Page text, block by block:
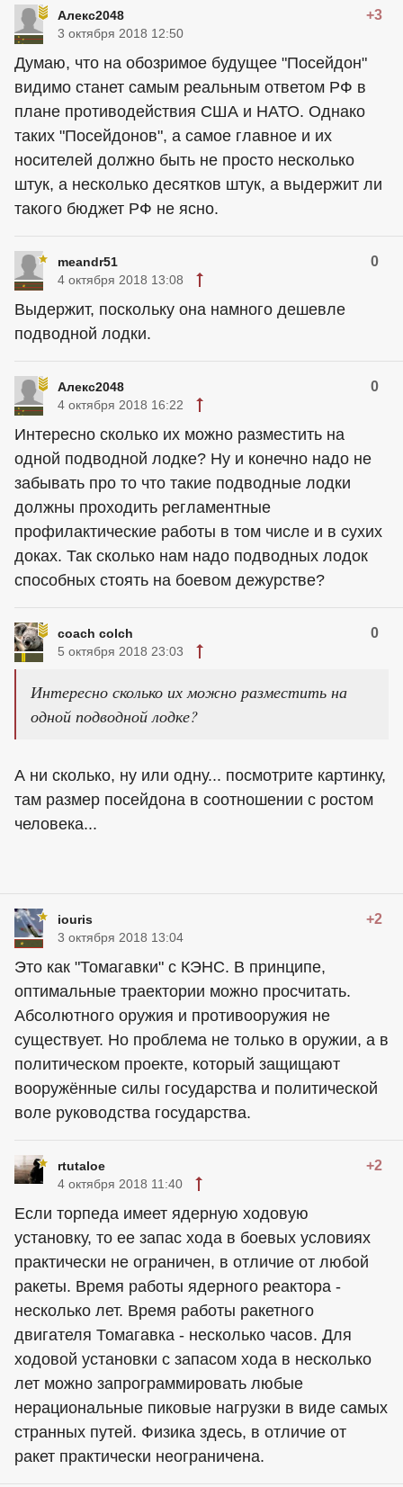
Алекс2048 +3
3 октября 2018 12:50
Думаю, что на обозримое будущее "Посейдон"
видимо станет самым реальным ответом РФ в
плане противодействия США и НАТО. Однако
таких "Посейдонов", а самое главное и их
носителей должно быть не просто несколько
штук, а несколько десятков штук, а выдержит ли
такого бюджет РФ не ясно.
meandr51 0
4 октября 2018 13:08
Выдержит, поскольку она намного дешевле
подводной лодки.
Алекс2048 0
4 октября 2018 16:22
Интересно сколько их можно разместить на
одной подводной лодке? Ну и конечно надо не
забывать про то что такие подводные лодки
должны проходить регламентные
профилактические работы в том числе и в сухих
доках. Так сколько нам надо подводных лодок
способных стоять на боевом дежурстве?
coach colch 0
5 октября 2018 23:03
Интересно сколько их можно разместить на
одной подводной лодке?
А ни сколько, ну или одну... посмотрите картинку,
там размер посейдона в соотношении с ростом
человека...
iouris +2
3 октября 2018 13:04
Это как "Томагавки" с КЭНС. В принципе,
оптимальные траектории можно просчитать.
Абсолютного оружия и противооружия не
существует. Но проблема не только в оружии, а в
политическом проекте, который защищают
вооружённые силы государства и политической
воле руководства государства.
rtutaloe +2
4 октября 2018 11:40
Если торпеда имеет ядерную ходовую
установку, то ее запас хода в боевых условиях
практически не ограничен, в отличие от любой
ракеты. Время работы ядерного реактора -
несколько лет. Время работы ракетного
двигателя Томагавка - несколько часов. Для
ходовой установки с запасом хода в несколько
лет можно запрограммировать любые
нерациональные пиковые нагрузки в виде самых
странных путей. Физика здесь, в отличие от
ракет практически неограничена.